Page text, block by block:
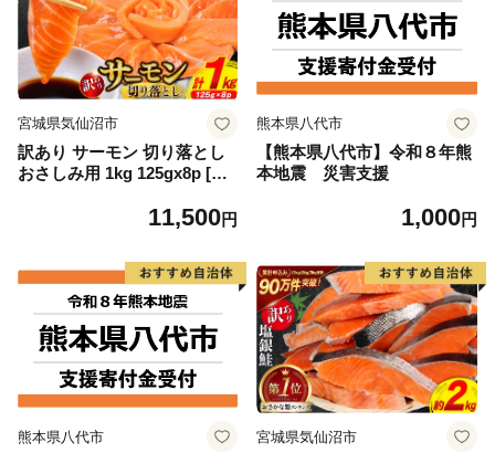
宮城県気仙沼市
訳あり サーモン 切り落とし
おさしみ用 1kg 125gx8p [足
4313] 魚 魚介類 鮭 お刺し身
介
11,500円
熊本県八代市
【熊本県八代市】令和８年熊
本地震 災害支援
1,000円
熊本県八代市 宮城県気仙沼市